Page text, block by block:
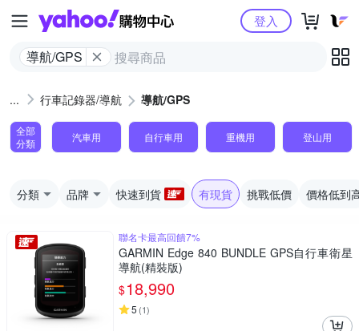
Yahoo購物中心
導航/GPS
登入
行車記錄器/導航 導航/GPS
全部
分類
汽車用 自行車用 重機用 登山用
分類 品牌 快速到貨 有現貨 挑戰低價 價格低到
聯名卡最高回饋7%
GARMIN Edge 840 BUNDLE GPS自行車衛星
導航(精裝版)
$18,990
5 (1)